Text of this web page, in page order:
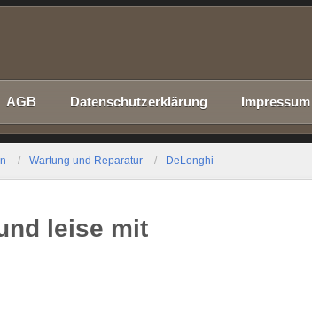
AGB Datenschutzerklärung Impressum
Wartung und Reparatur DeLonghi
leise mit